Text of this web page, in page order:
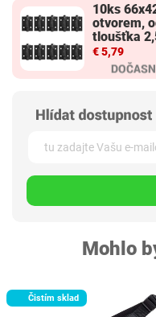
10ks
otvorem,
tloušťka
€ 5,79
Mohlo
Čistím sklad